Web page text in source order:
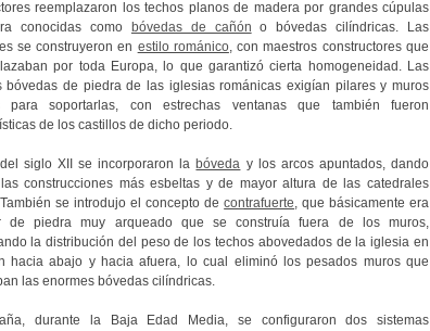
reemplazaron los techos planos de madera por grandes cúpulas
conocidas como bóvedas de cañón o bóvedas cilíndricas.
Las
se construyeron en estilo románico, con maestros constructores que
por toda Europa, lo que garantizó cierta homogeneidad.Las
bóvedas de piedra de las iglesias románicas exigían pilares y muros
para soportarlas, con estrechas ventanas que también fueron
de los castillos de dicho periodo.
siglo XII se incorporaron la bóveda y los arcos apuntados, dando
construcciones más esbeltas y de mayor altura de las catedrales
se introdujo el concepto decontrafuerte, que básicamente era
de piedra muy arqueado que se construía fuera de los muros,
la distribución del peso de los techos abovedados de la iglesia en
hacia abajo y hacia afuera, lo cual eliminó los pesados muros que
las enormes bóvedas cilíndricas.
durante la Baja Edad Media, se configuraron dos sistemas